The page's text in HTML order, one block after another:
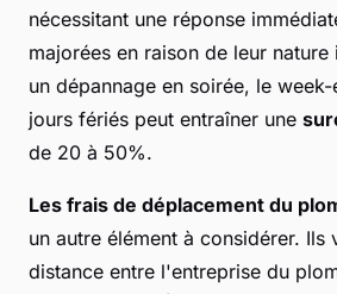
nécessitant une réponse
majorées en raison de leur nature
un dépannage en soirée, le
jours fériés peut entraîner une
de 20 à 50%.
Les frais de déplacement du
un autre élément à considérer. Ils
distance entre l'entreprise du